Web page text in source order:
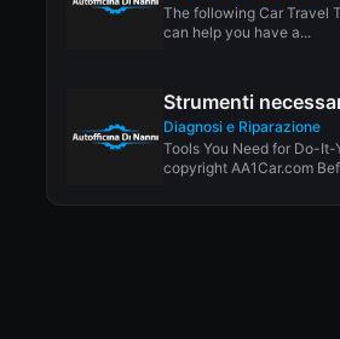
The following Car Travel
can help you have a...
Strumenti
Diagnosi e Riparazione
Tools You Need for Do-
copyright AA1Car.com